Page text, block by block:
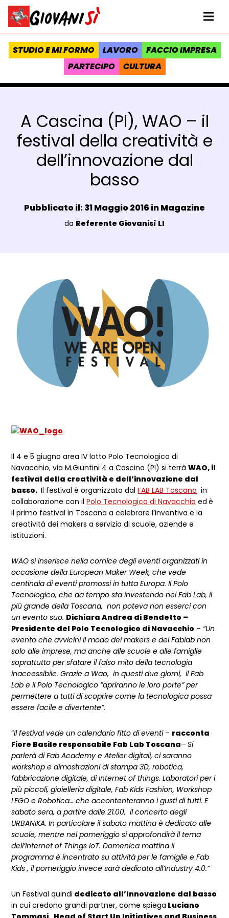
Vai al contenuto
Homepage Giovanisì - Progetto della Regione Toscana
STUDIO E MI FORMO LAVORO
FACCIO IMPRESA
PARTECIPO
CULTURA
A Cascina (PI), WAO – il
festival della creatività e
dell’innovazione dal
basso
Data e ora:
Pubblicato il: 31 Maggio 2016 inMagazine
Luogo:
da Referente Giovanisì LI
Dettagli Post Magazine
Il 4 e 5 giugno area IV lotto Polo Tecnologico di
Navacchio, via M.Giuntini 4 a Cascina (PI) si terràWAO, il
festival della creatività e dell’innovazione dal
basso. Il festival è organizzato dalFAB LAB Toscana in
collaborazione con ilPolo Tecnologico di Navacchio ed è
il primo festival in Toscana a celebrare l’inventiva e la
creatività dei makers a servizio di scuole, aziende e
istituzioni.
WAO si inserisce nella cornice degli eventi organizzati in
occasione della European Maker Week, che vede
centinaia di eventi promossi in tutta Europa. Il Polo
Tecnologico, che da tempo sta investendo nel Fab Lab, il
più grande della Toscana, non poteva non esserci con
un evento suo. Dichiara Andrea di Bendetto –
Presidente del Polo Tecnologico di Navacchio –“Un
evento che avvicini il modo dei makers e del Fablab non
solo alle imprese, ma anche alle scuole e alle famiglie
soprattutto per sfatare il falso mito della tecnologia
inaccessibile. Grazie a Wao, in questi due giorni, il Fab
Lab e il Polo Tecnologico “apriranno le loro porte” per
permettere a tutti di scoprire come la tecnologica possa
essere facile e divertente”.
“Il festival vede un calendario fitto di eventi – racconta
Fiore Basile responsabile Fab Lab Toscana– Si
parlerà di Fab Academy e Atelier digitali, ci saranno
workshop e dimostrazioni di stampa 3D, robotica,
fabbricazione digitale, di Internet of things. Laboratori per i
più piccoli, gioielleria digitale, Fab Kids Fashion, Workshop
LEGO e Robotica… che accontenteranno i gusti di tutti.E
sabato sera, a partire dalle 21.00, il concerto degli
URBANIKA. In particolare il sabato mattina è dedicato alle
scuole, mentre nel pomeriggio si approfondirà il tema
dell’Internet of Things IoT. Domenica mattina il
programma è incentrato su attività per le famiglie e Fab
Kids , il pomeriggio invece sarà dedicato all’Industry 4.0.”
Un Festival quindi dedicato all’Innovazione dal basso
in cui credono grandi partner, come spiega Luciano